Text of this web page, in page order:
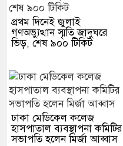
প্রথম দিনেই জুলাই
গণঅভ্যুত্থান স্মৃতি জাদুঘরে
ভিড়, শেষ ৯০০ টিকিট
ঢাকা মেডিকেল কলেজ
হাসপাতাল ব্যবস্থাপনা কমিটির
সভাপতি হলেন মির্জা আব্বাস